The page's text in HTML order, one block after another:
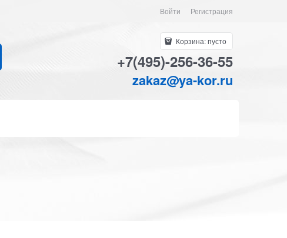
Войти Регистрация
Корзина:пусто
+7(495)-256-36-55
zakaz@ya-kor.ru